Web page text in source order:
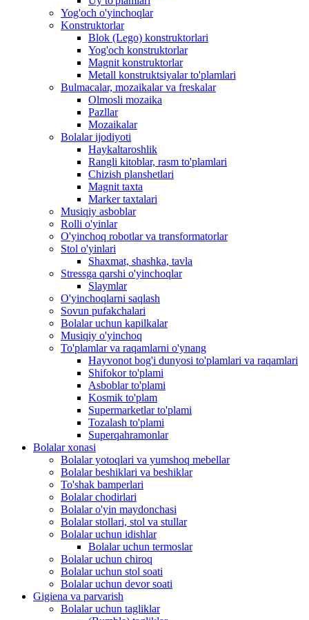
Yog'och o'yinchoqlar
Konstruktorlar
Blok (Lego) konstruktorlari
Yog'och konstruktorlar
Magnit konstruktorlar
Metall konstruktsiyalar to'plamlari
Bulmacalar, mozaikalar va freskalar
Olmosli mozaika
Pazllar
Mozaikalar
Bolalar ijodiyoti
Haykaltaroshlik
Rangli kitoblar, rasm to'plamlari
Chizish planshetlari
Magnit taxta
Marker taxtalari
Musiqiy asboblar
Rolli o'yinlar
O'yinchoq robotlar va transformatorlar
Stol o'yinlari
Shaxmat, shashka, tavla
Stressga qarshi o'yinchoqlar
Slaymlar
O'yinchoqlarni saqlash
Sovun pufakchalari
Bolalar uchun kapilkalar
Musiqiy o'yinchoq
To'plamlar va raqamlarni o'ynang
Hayvonot bog'i dunyosi to'plamlari va raqamlari
Shifokor to'plami
Asboblar to'plami
Kosmik to'plam
Supermarketlar to'plami
Tozalash to'plami
Superqahramonlar
Bolalar xonasi
Bolalar yotoqlari va yumshoq mebellar
Bolalar beshiklari va beshiklar
To'shak bamperlari
Bolalar chodirlari
Bolalar o'yin maydonchasi
Bolalar stollari, stol va stullar
Bolalar uchun idishlar
Bolalar uchun termoslar
Bolalar uchun chiroq
Bolalar uchun stol soati
Bolalar uchun devor soati
Gigiena va parvarish
Bolalar uchun tagliklar